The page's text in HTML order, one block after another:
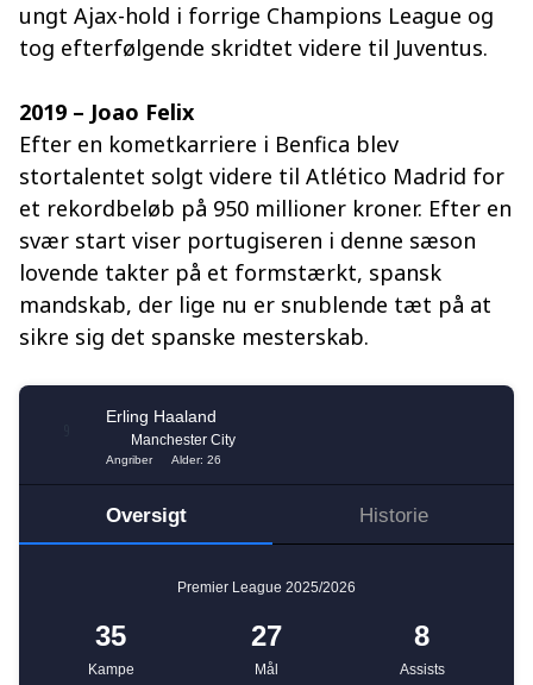
ungt Ajax-hold i forrige Champions League og
tog efterfølgende skridtet videre til Juventus.
2019 – Joao Felix
Efter en kometkarriere i Benfica blev
stortalentet solgt videre til Atlético Madrid for
et rekordbeløb på 950 millioner kroner. Efter en
svær start viser portugiseren i denne sæson
lovende takter på et formstærkt, spansk
mandskab, der lige nu er snublende tæt på at
sikre sig det spanske mesterskab.